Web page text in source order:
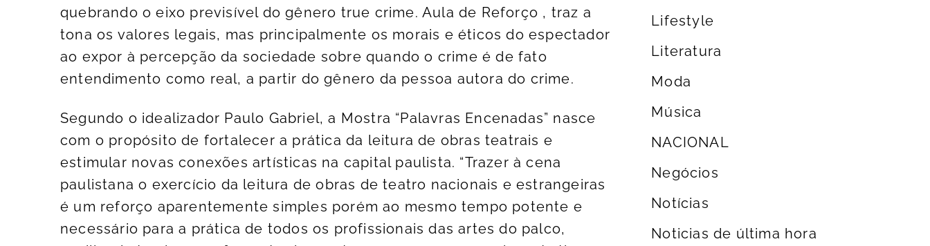
quebrando o eixo previsível do gênero true crime. Aula de Reforço , traz a
tona os valores legais, mas principalmente os morais e éticos do espectador
ao expor à percepção da sociedade sobre quando o crime é de fato
entendimento como real, a partir do gênero da pessoa autora do crime.
Segundo o idealizador Paulo Gabriel, a Mostra “Palavras Encenadas” nasce
com o propósito de fortalecer a prática da leitura de obras teatrais e
estimular novas conexões artísticas na capital paulista. “Trazer à cena
paulistana o exercício da leitura de obras de teatro nacionais e estrangeiras
é um reforço aparentemente simples porém ao mesmo tempo potente e
necessário para a prática de todos os profissionais das artes do palco,
Lifestyle
Literatura
Moda
Música
NACIONAL
Negócios
Notícias
Noticias de última hora